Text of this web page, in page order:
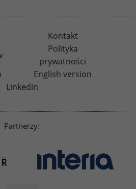
Kontakt
Polityka
prywatności
English version
Linkedin
Partnerzy: